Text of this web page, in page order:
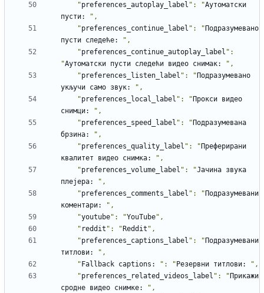
    "
preferences_autoplay_label ": "Аутоматски
пусти:
    "
preferences_continue_label ": " Подразумевано
пусти следеће:
    "
preferences_continue_autoplay_label ":
"Аутоматски пусти следећи видео снимак:
    "
preferences_listen_label ": " Подразумевано
укључи само звук:
    "
preferences_local_label ": " Прокси видео
снимци:
    "
preferences_speed_label ": " Подразумевана
брзина:
    "
preferences_quality_label ": " Преферирани
квалитет
видео снимка:
    "
preferences_volume_label ": "Јачина звука
плејера:
    "
preferences_comments_label ": " Подразумевани
коментари:
    "
youtube": "YouTube
    "
reddit ": " Reddit
    "
preferences_captions_label ": " Подразумевани
титлови:
    "
Fallback captions : ": " Резервни титлови:
    "
preferences_related_videos_label ": " Прикажи
сродне видео снимке: